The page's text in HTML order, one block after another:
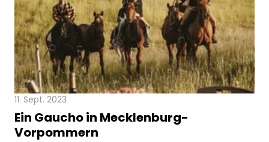
11. Sept. 2023
Ein Gaucho in Mecklenburg-
Vorpommern